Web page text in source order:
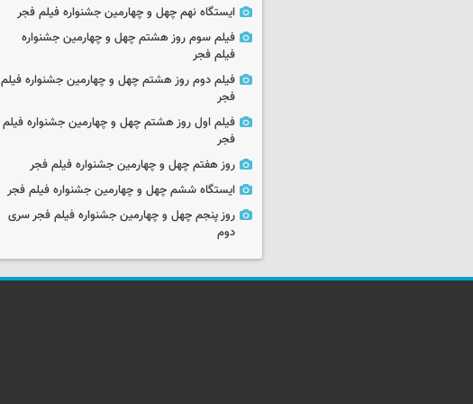
ایستگاه نهم چهل و چهارمین جشنواره فیلم فجر
فیلم سوم روز هشتم چهل و چهارمین جشنواره
فیلم فجر
فیلم دوم روز هشتم چهل و چهارمین جشنواره فیلم
فجر
فیلم اول روز هشتم چهل و چهارمین جشنواره فیلم
فجر
روز هفتم چهل و چهارمین جشنواره فیلم فجر
ایستگاه ششم چهل و چهارمین جشنواره فیلم فجر
روز پنجم چهل و چهارمین جشنواره فیلم فجر سری
دوم